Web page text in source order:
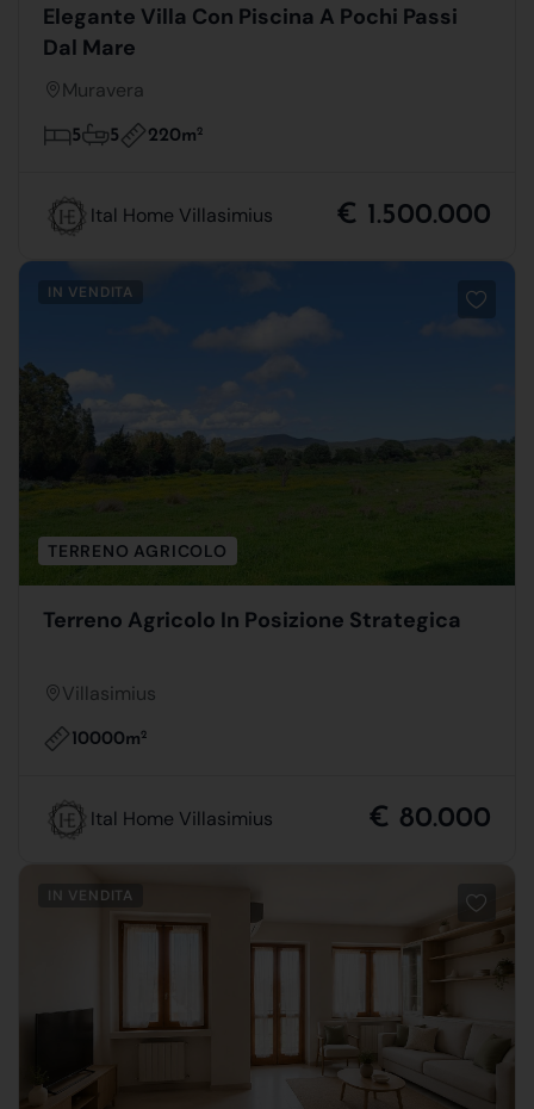
Elegante Villa Con Piscina A Pochi Passi
Dal Mare
Muravera
5 5 220m2
Ital Home Villasimius € 1.500.000
IN VENDITA
TERRENO AGRICOLO
Terreno Agricolo In Posizione Strategica
Villasimius
10000m2
Ital Home Villasimius € 80.000
IN VENDITA